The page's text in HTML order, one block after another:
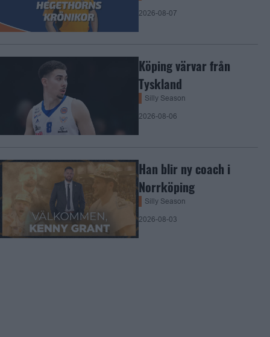
2026-08-07
Köping värvar från
Tyskland
Silly Season
2026-08-06
Han blir ny coach i
Norrköping
Silly Season
2026-08-03